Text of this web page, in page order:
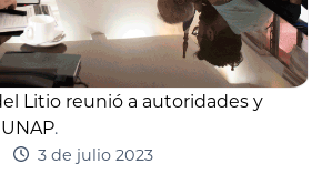
Litio reunió a autoridades y
.
3 de julio 2023